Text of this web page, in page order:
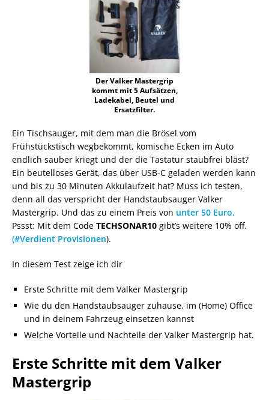
Der Valker Mastergrip
kommt mit 5 Aufsätzen,
Ladekabel, Beutel und
Ersatzfilter.
Ein Tischsauger, mit dem man die Brösel vom
Frühstückstisch wegbekommt, komische Ecken im Auto
endlich sauber kriegt und der die Tastatur staubfrei bläst?
Ein beutelloses Gerät, das über USB-C geladen werden kann
und bis zu 30 Minuten Akkulaufzeit hat? Muss ich testen,
denn all das verspricht der Handstaubsauger Valker
Mastergrip. Und das zu einem Preis von unter 50 Euro.
Pssst: Mit dem Code TECHSONAR10 gibt’s weitere 10% off.
(#Verdient Provisionen).
In diesem Test zeige ich dir
Erste Schritte mit dem Valker Mastergrip
Wie du den Handstaubsauger zuhause, im (Home) Office
und in deinem Fahrzeug einsetzen kannst
Welche Vorteile und Nachteile der Valker Mastergrip hat.
Erste Schritte mit dem Valker
Mastergrip